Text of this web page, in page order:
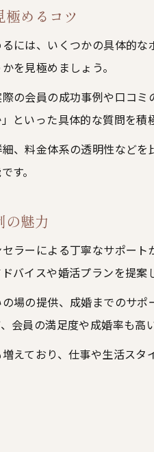
無料相談で結婚相談所の対応
めるコツ
には、いくつかの具体的
を見極めましょう。
の会員の成功事例や口コ
といった具体的な質問を積
、料金体系の透明性など
す。
魅力
ラーによる丁寧なサポー
バイスや婚活プランを提案
場の提供、成婚までのサ
員の満足度や成婚率も高
えており、仕事や生活ス